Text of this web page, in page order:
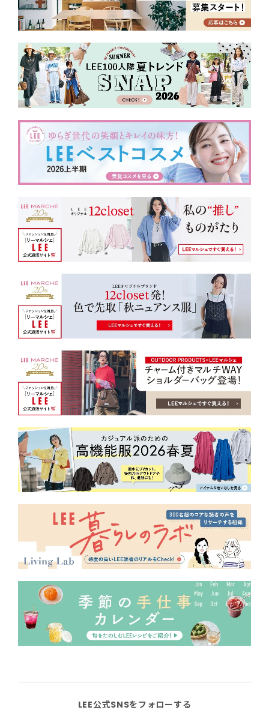
LEE公式SNSをフォローする